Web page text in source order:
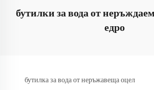
бутилки за вода от
едро
бутилка за вода от неръжавеща оцел